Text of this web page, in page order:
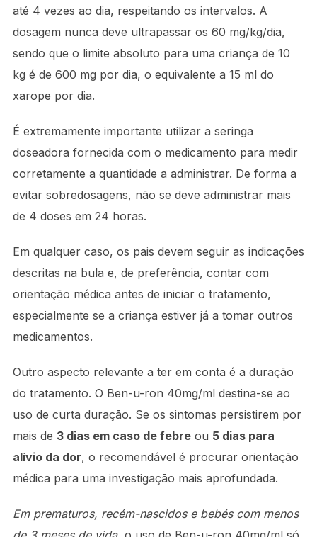
até 4 vezes ao dia, respeitando os intervalos. A
dosagem nunca deve ultrapassar os 60 mg/kg/dia,
sendo que o limite absoluto para uma criança de 10
kg é de 600 mg por dia, o equivalente a 15 ml do
xarope por dia.
É extremamente importante utilizar a seringa
doseadora fornecida com o medicamento para medir
corretamente a quantidade a administrar. De forma a
evitar sobredosagens, não se deve administrar mais
de 4 doses em 24 horas.
Em qualquer caso, os pais devem seguir as indicações
descritas na bula e, de preferência, contar com
orientação médica antes de iniciar o tratamento,
especialmente se a criança estiver já a tomar outros
medicamentos.
Outro aspecto relevante a ter em conta é a duração
do tratamento. O Ben-u-ron 40mg/ml destina-se ao
uso de curta duração. Se os sintomas persistirem por
mais de 3 dias em caso de febreou 5 dias para
alívio da dor, o recomendável é procurar orientação
médica para uma investigação mais aprofundada.
Em prematuros, recém-nascidos e bebés com menos